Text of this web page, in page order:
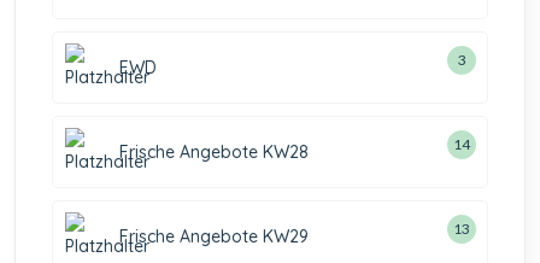
EWD 3
Frische Angebote KW28 14
Frische Angebote KW29 13